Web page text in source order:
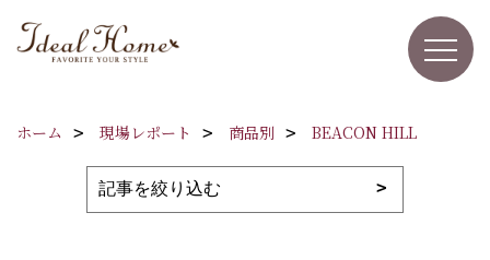
ホーム 現場レポート 商品別 BEACON HILL